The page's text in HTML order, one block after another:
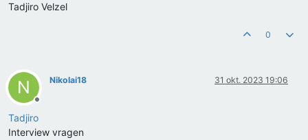
Tadjiro Velzel
0
N
Offline
Nikolai18 31 okt. 2023 19:06
Tadjiro
Interview vragen